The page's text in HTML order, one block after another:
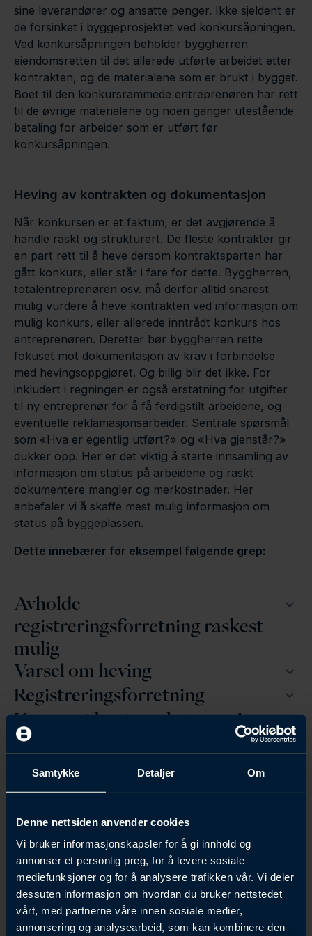
Samtykke Detaljer Om
Denne nettsiden anvender cookies
Vi bruker informasjonskapsler for å gi innhold og
annonser et personlig preg, for å levere sosiale
mediefunksjoner og for å analysere trafikken vår. Vi deler
dessuten informasjon om hvordan du bruker nettstedet
vårt, med partnerne våre innen sosiale medier,
annonsering og analysearbeid, som kan kombinere den
sine leverandører og ansatte penger. Ikke sjeldent er
de forsinket i byggeprosjektet ved konkursåpningen.
Ved konkursåpningen beholder byggherren
eiendomsretten til det allerede utførte arbeidet etter
kontrakten, og de materialene som er brukt i bygget.
Boet til den konkursrammede entreprenøren har rett
til de øvrige materialene og noen ganger utestående
betaling for arbeider som er utført før
konkursåpningen.
Heving av kontrakten og dokumentasjon
Når konkursen er et faktum, er det avgjørende å
handle raskt og strukturert. De fleste kontrakter gir
en part rett til å heve dersom kontraktsparten har
gått konkurs, eller står i fare for dette. Byggherren,
totalentreprenøren osv. må derfor alltid snarest
mulig vurdere å heve kontrakten ved informasjon om
mulig konkurs, eller allerede inntrådt konkurs hos
entreprenøren. Deretter bør byggherren rette
fokuset mot dokumentasjon av krav i forbindelse
med hevingsoppgjøret. Og billig blir det ikke. For
inkludert i regningen er også erstatning for utgifter
til ny entreprenør for å få ferdigstilt arbeidene, og
eventuelle reklamasjonsarbeider. Sentrale spørsmål
som «Hva er egentlig utført?» og «Hva gjenstår?»
dukker opp. Her er det viktig å starte innsamling av
informasjon om status på arbeidene og raskt
dokumentere mangler og merkostnader. Her
anbefaler vi å skaffe mest mulig informasjon om
status på byggeplassen.
Dette innebærer for eksempel følgende grep:
Avholde
registreringsforretning raskest
mulig
Varsel om heving
Registreringsforretning
Krav mot boet og sluttoppgjør
Forebygging – bygg sikkerhet
inn i kontrakten
Denne artikkelen ble først publisert på
LandbasedAQ
Ta kontroll over situasjonen